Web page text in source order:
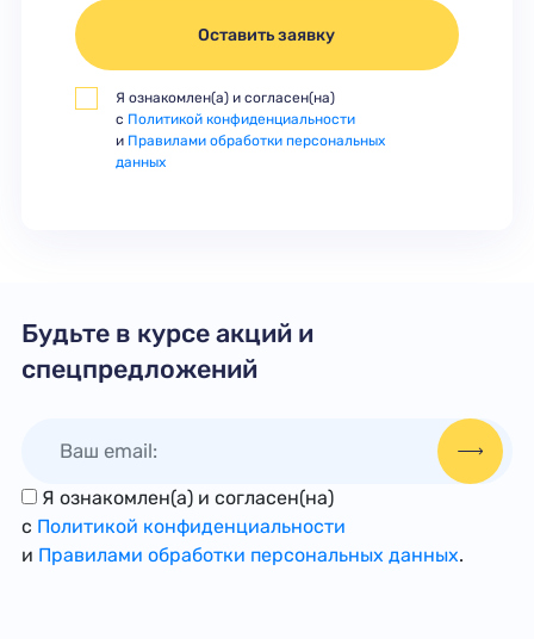
Оставить заявку
Я ознакомлен(а) и согласен(на)
с Политикой конфиденциальности
и Правилами обработки персональных
данных
Будьте в курсе акций и
спецпредложений
Я ознакомлен(а) и согласен(на)
с Политикой конфиденциальности
и Правилами обработки персональных данных.